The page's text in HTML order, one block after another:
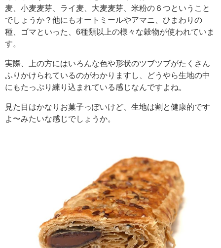
麦、小麦麦芽、ライ麦、大麦麦芽、米粉の６つということ
でしょうか？他にもオートミールやアマニ、ひまわりの
種、ゴマといった、6種類以上の様々な穀物が使われていま
す。
実際、上の方にはいろんな色や形状のツブツブがたくさん
ふりかけられているのがわかりますし、どうやら生地の中
にもたっぷり練り込まれている感じなんですよね。
見た目はかなりお菓子っぽいけど、生地は割と健康的です
よ〜みたいな感じでしょうか。